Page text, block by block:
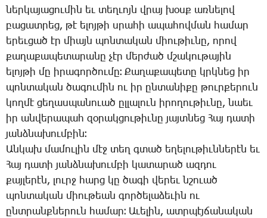
ներ­կա­յա­ցու­մին եւ տեղ­ւոյն վրայ խօսք առ­նե­լով
բա­ցատ­րեց, թէ ե­լոյ­թի սրա­հի ա­պա­հով­ման հա­մար
ե­րեւ­ցած էր միայն պոն­տա­կան միու­թիւ­նը, ո­րով
քա­ղա­քա­պե­տա­րա­նը չէր մեր­ժած մշա­կու­թա­յին
ե­լոյ­թի մը ի­րա­գոր­ծու­մը։ ­Քա­ղա­քա­պե­տը կրկնեց իր
պոն­տա­կան ծա­գու­մին ու իր ըն­տա­նի­քը թուր­քե­րուն
կող­մէ ցե­ղաս­պա­նո­ւած ըլ­լա­լուն ի­րո­ղու­թիւ­նը, նաեւ
իր ան­վե­րա­պահ զօ­րակ­ցու­թիւ­նը յայտ­նեց ­Հայ դա­տի
յանձ­նա­խում­բին։
Ան­կախ մա­մու­լին մէջ տեղ գտած ե­ղե­լու­թիւն­նե­րէն եւ
­Հայ դա­տի յանձ­նա­խում­բի կա­տա­րած ազ­դու
քայ­լե­րէն, լուրջ հարց կը ծա­գի վե­րեւ նշո­ւած
պոն­տա­կան միու­թեան գոր­ծե­լա­ձե­ւին ու
ընտ­րանք­նե­րուն հա­մար։ Ա­ւե­լին, ատր­պէյ­ճա­նա­կան